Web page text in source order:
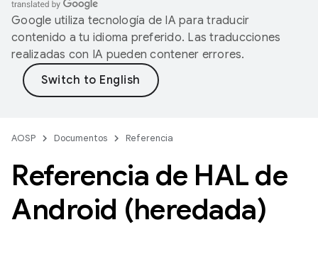
Google utiliza tecnología de IA para traducir
contenido a tu idioma preferido. Las traducciones
realizadas con IA pueden contener errores.
AOSP Documentos Referencia
Referencia de HAL de
Android (heredada)